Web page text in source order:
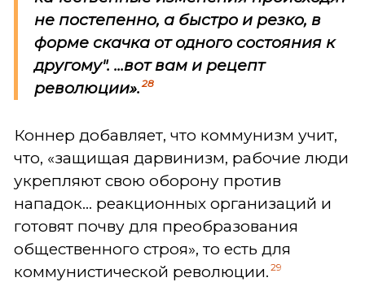
не постепенно, а быстро и резко, в
форме скачка от одного состояния к
другому". ...вот вам и рецепт
революции». 28
Коннер добавляет, что коммунизм учит,
что, «защищая дарвинизм, рабочие люди
укрепляют свою оборону против
нападок... реакционных организаций и
готовят почву для преобразования
общественного строя», то есть для
коммунистической революции. 29